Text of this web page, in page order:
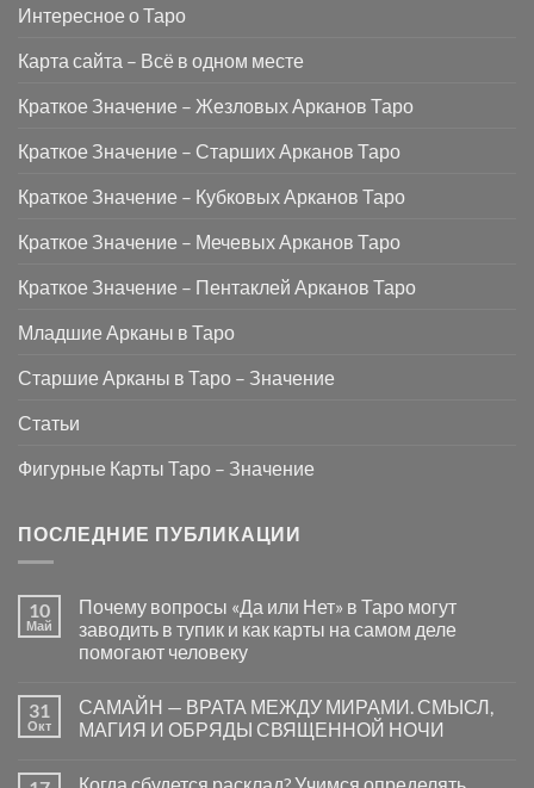
Интересное о Таро
Карта сайта – Всё в одном месте
Краткое Значение – Жезловых Арканов Таро
Краткое Значение – Старших Арканов Таро
Краткое Значение – Кубковых Арканов Таро
Краткое Значение – Мечевых Арканов Таро
Краткое Значение – Пентаклей Арканов Таро
Младшие Арканы в Таро
Старшие Арканы в Таро – Значение
Статьи
Фигурные Карты Таро – Значение
ПОСЛЕДНИЕ ПУБЛИКАЦИИ
10
Май
Почему вопросы «Да или Нет» в Таро могут
заводить в тупик и как карты на самом деле
помогают человеку
записи
Почему
вопросы
Нет»
31
Окт
САМАЙН — ВРАТА МЕЖДУ МИРАМИ. СМЫСЛ,
МАГИЯ И ОБРЯДЫ СВЯЩЕННОЙ НОЧИ
записи